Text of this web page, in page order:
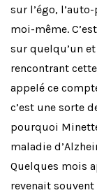
sur l’égo,
moi-même.
sur quelqu’un
rencontrant
appelé ce
c’est une sorte
pourquoi
maladie
Quelques mois
revenait souvent